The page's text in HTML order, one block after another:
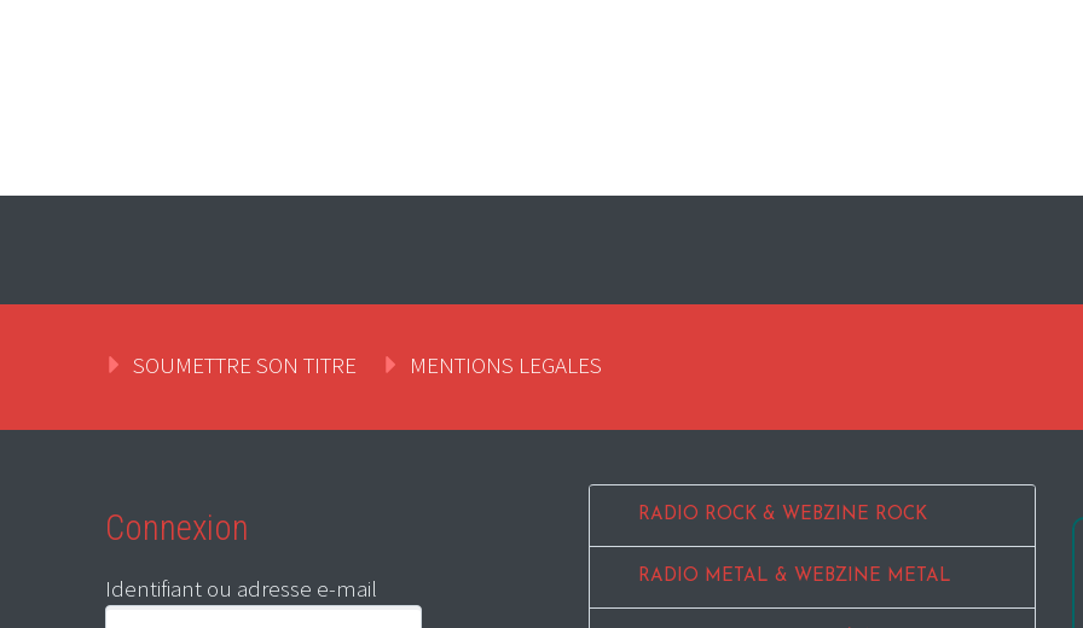
SOUMETTRE SON TITRE MENTIONS LEGALES
Connexion
Identifiant ou adresse e-mail
RADIO ROCK & WEBZINE ROCK
RADIO METAL & WEBZINE METAL